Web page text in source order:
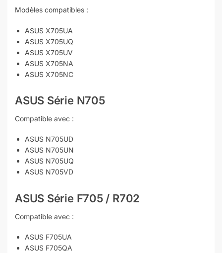
Modèles compatibles :
ASUS X705UA
ASUS X705UQ
ASUS X705UV
ASUS X705NA
ASUS X705NC
ASUS Série N705
Compatible avec :
ASUS N705UD
ASUS N705UN
ASUS N705UQ
ASUS N705VD
ASUS Série F705 / R702
Compatible avec :
ASUS F705UA
ASUS F705QA